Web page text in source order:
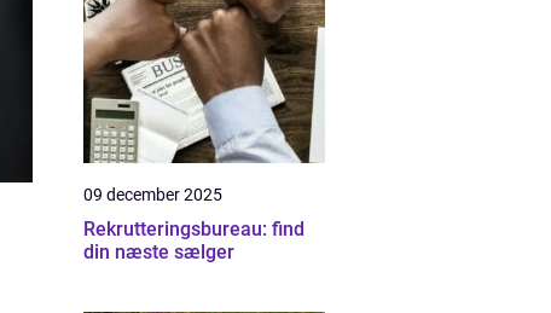
09 december 2025
Rekrutteringsbureau: find
din næste sælger